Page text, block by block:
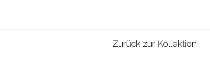
Zurück zur Kollektion